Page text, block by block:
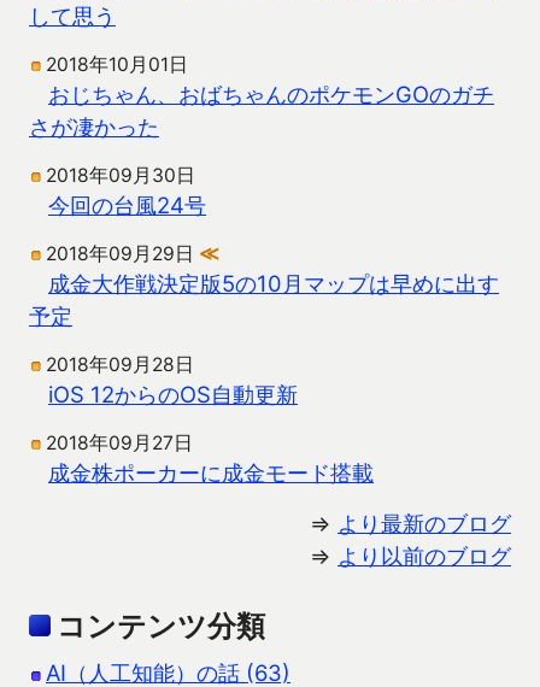
して思う
2018年10月01日
おじちゃん、おばちゃんのポケモンGOのガチ
さが凄かった
2018年09月30日
今回の台風24号
2018年09月29日 ≪
成金大作戦決定版5の10月マップは早めに出す
予定
2018年09月28日
iOS 12からのOS自動更新
2018年09月27日
成金株ポーカーに成金モード搭載
⇒ より最新のブログ
⇒ より以前のブログ
コンテンツ分類
AI（人工知能）の話 (63)